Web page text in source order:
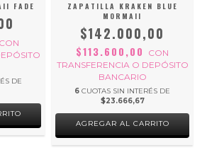
FADE
CON
DE
ZAPATILLA KRAKEN BLUE
MORMAII
$142.000,00
$113.600,00
CON
TRANSFERENCIA O DEPÓSITO
BANCARIO
6 CUOTAS SIN INTERÉS DE
$23.666,67
AGREGAR AL CARRITO